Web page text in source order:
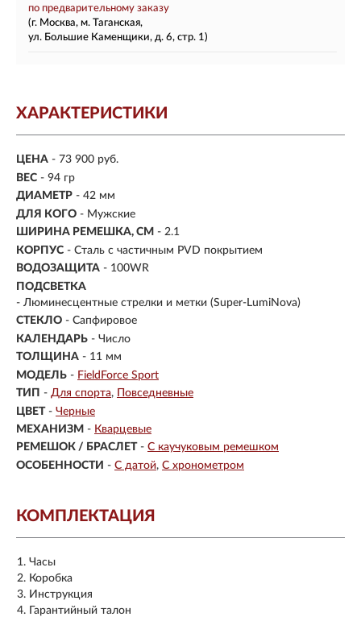
по предварительному заказу
(г. Москва, м. Таганская,
ул. Большие Каменщики, д. 6, стр. 1)
ХАРАКТЕРИСТИКИ
ЦЕНА - 73 900 руб.
ВЕС - 94 гр
ДИАМЕТР - 42 мм
ДЛЯ КОГО - Мужские
ШИРИНА РЕМЕШКА, СМ - 2.1
КОРПУС - Сталь с частичным PVD покрытием
ВОДОЗАЩИТА - 100WR
ПОДСВЕТКА
- Люминесцентные стрелки и метки (Super-LumiNova)
СТЕКЛО - Сапфировое
КАЛЕНДАРЬ - Число
ТОЛЩИНА - 11 мм
МОДЕЛЬ - FieldForce Sport
ТИП - Для спорта
Повседневные
ЦВЕТ - Черные
МЕХАНИЗМ - Кварцевые
РЕМЕШОК / БРАСЛЕТ - С каучуковым ремешком
ОСОБЕННОСТИ - С датой С хронометром
КОМПЛЕКТАЦИЯ
Часы
Коробка
Инструкция
Гарантийный талон